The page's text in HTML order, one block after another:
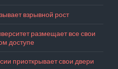
взрывной рост
размещает все свои
доступе
приоткрывает свои двери